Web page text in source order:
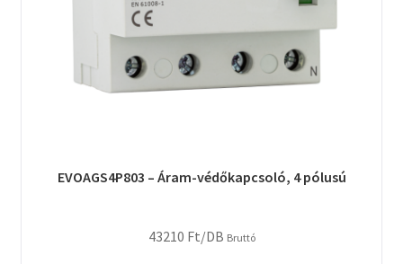
EVOAGS4P803 – Áram-védőkapcsoló, 4 pólusú
43210 Ft/DB Bruttó